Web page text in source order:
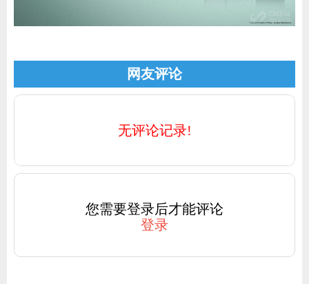
网友评论
无评论记录!
您需要登录后才能评论
登录